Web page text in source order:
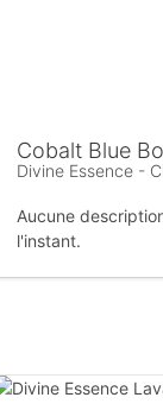
Cobalt Blue
Divine Essence -
Aucune
l'instant.